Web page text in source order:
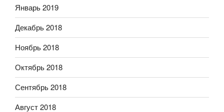
Январь 2019
Декабрь 2018
Ноябрь 2018
Октябрь 2018
Сентябрь 2018
Август 2018